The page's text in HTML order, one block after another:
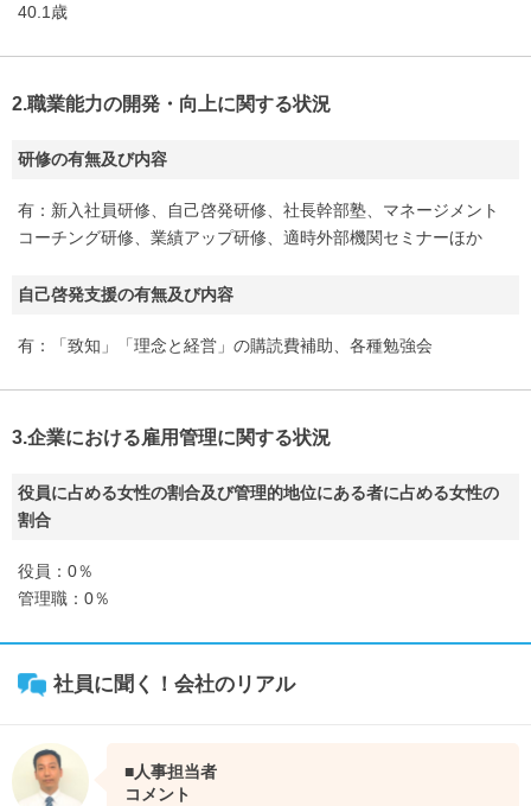
40.1歳
2.職業能力の開発・向上に関する状況
研修の有無及び内容
有：新入社員研修、自己啓発研修、社長幹部塾、マネージメント
コーチング研修、業績アップ研修、適時外部機関セミナーほか
自己啓発支援の有無及び内容
有：「致知」「理念と経営」の購読費補助、各種勉強会
3.企業における雇用管理に関する状況
役員に占める女性の割合及び管理的地位にある者に占める女性の
割合
役員：0％
管理職：0％
社員に聞く！会社のリアル
■人事担当者
コメント